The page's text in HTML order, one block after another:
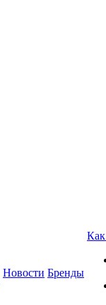
Новости Бренды